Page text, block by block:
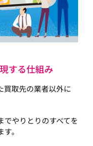
する仕組み
買取先の業者以外に
でやりとりのすべてを
。